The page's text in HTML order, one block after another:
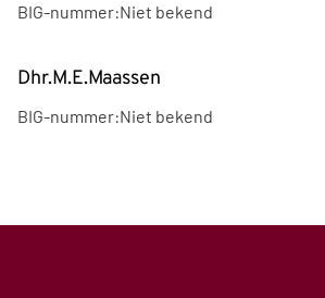
BIG-nummer:Niet bekend
Dhr.M.E.Maassen
BIG-nummer:Niet bekend